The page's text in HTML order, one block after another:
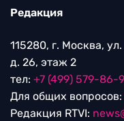
Редакция
115280, г. Москва,
д. 26, этаж 2
тел: +7 (499) 579-86-
Для общих вопросов:
Редакция RTVI: